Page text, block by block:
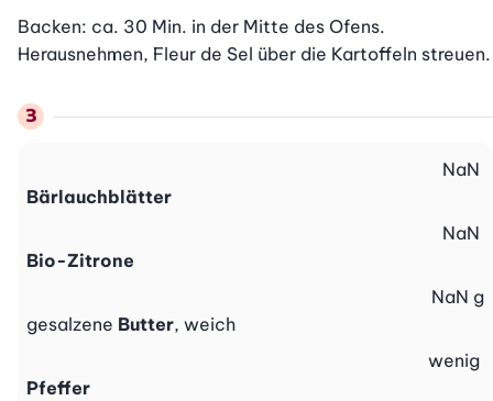
Backen: ca. 30 Min. in der Mitte des Ofens.
Herausnehmen, Fleur de Sel über die Kartoffeln streuen.
Bärlauchblätter
NaN
Bio-Zitrone
NaN
gesalzene Butter, weich
NaN g
Pfeffer
wenig